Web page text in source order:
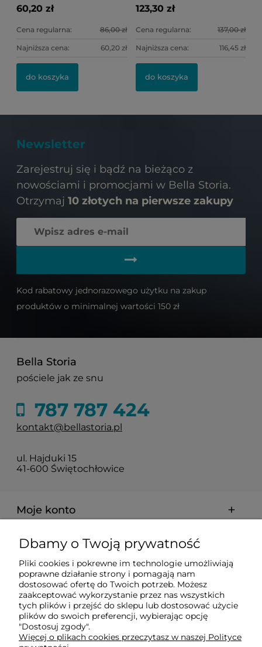
60,20 zł
Cena regularna: 86,00 zł
Najniższa cena: 60,20 zł
do koszyka
123,30 zł
Cena regularna: 137,00 zł
Najniższa cena: 116,45 zł
do koszyka
Newsletter
Zarejestruj się i bądź na bieżąco z
nowościami i promocjami w Bella Storia.
Otrzymaj 10 złotych na pierwsze zakupy
Kod rabatowy jednorazowego użytku na zakup
produktów o minimalnej wartości 150 zł
Bella Storia
pościele jak ze snu
787 787 424
kontakt@bellastoria.pl
ul. Hajduki 15
41-600 Świętochłowice
Moje konto
Dostawa i płatności
O firmie
Obsługiwane metody płatności elektronicznych
Dbamy o Twoją prywatność
Pliki cookies i pokrewne im technologie umożliwiają
poprawne działanie strony i pomagają nam
dostosować ofertę do Twoich potrzeb. Możesz
zaakceptować wykorzystanie przez nas wszystkich
tych plików i przejść do sklepu lub dostosować użycie
plików do swoich preferencji, wybierając opcję
"Dostosuj zgody".
Więcej o plikach cookies przeczytasz w naszej Polityce